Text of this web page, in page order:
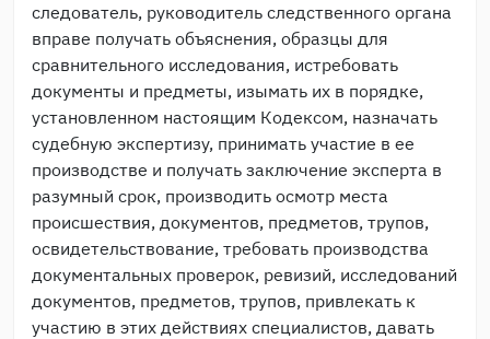
следователь, руководитель следственного органа
вправе получать объяснения, образцы для
сравнительного исследования, истребовать
документы и предметы, изымать их в порядке,
установленном настоящим Кодексом, назначать
судебную экспертизу, принимать участие в ее
производстве и получать заключение эксперта в
разумный срок, производить осмотр места
происшествия, документов, предметов, трупов,
освидетельствование, требовать производства
документальных проверок, ревизий, исследований
документов, предметов, трупов, привлекать к
участию в этих действиях специалистов, давать